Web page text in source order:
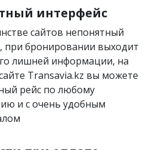
интерфейс
сайтов непонятный
при бронировании выходит
лишней информации, на
Transavia.kz вы можете
рейс по любому
и с очень удобным